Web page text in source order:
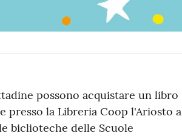
possono acquistare un libro
presso la Libreria Coop l'Ariosto a
biclioteche delle Scuole